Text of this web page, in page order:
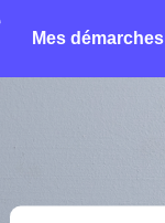
Mes démarches